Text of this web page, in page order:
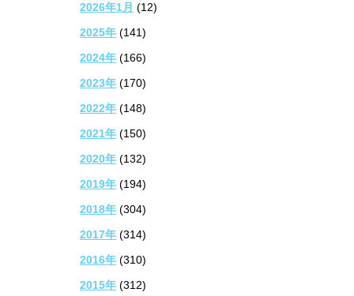
2026年1月 (12)
2025年 (141)
2024年 (166)
2023年 (170)
2022年 (148)
2021年 (150)
2020年 (132)
2019年 (194)
2018年 (304)
2017年 (314)
2016年 (310)
2015年 (312)